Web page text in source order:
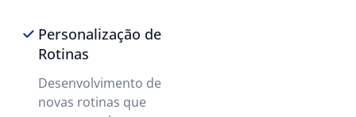
Personalização de
Rotinas
Desenvolvimento de
novas rotinas que